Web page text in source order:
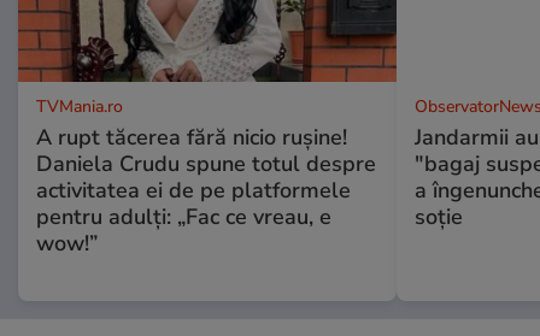
TVMania.ro
A rupt tăcerea fără nicio rușine!
Daniela Crudu spune totul despre
activitatea ei de pe platformele
pentru adulți: „Fac ce vreau, e
wow!”
Jandarmii
"bagaj
a
soție